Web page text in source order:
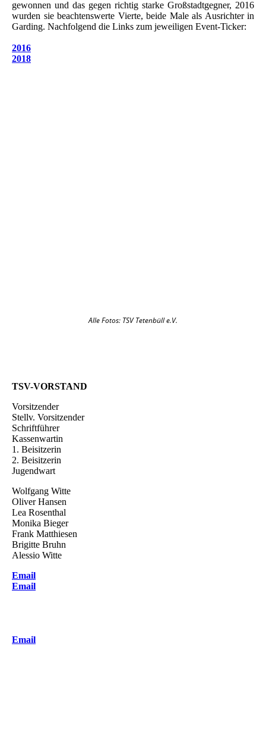
gewonnen und das gegen richtig starke Großstadtgegner, 2016
wurden sie beachtenswerte Vierte, beide Male als Ausrichter in
Garding. Nachfolgend die Links zum jeweiligen Event-Ticker:
2016
2018
Alle Fotos: TSV Tetenbüll e.V.
TSV-VORSTAND
Vorsitzender
Stellv. Vorsitzender
Schriftführer
Kassenwartin
1. Beisitzerin
2. Beisitzerin
Jugendwart
Wolfgang Witte
Oliver Hansen
Lea Rosenthal
Monika Bieger
Frank Matthiesen
Brigitte Bruhn
Alessio Witte
Email
Email
Email